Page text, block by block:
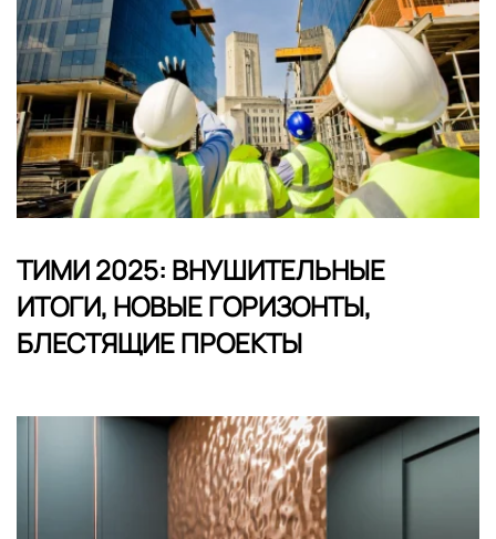
ТИМИ 2025: ВНУШИТЕЛЬНЫЕ
ИТОГИ, НОВЫЕ ГОРИЗОНТЫ,
БЛЕСТЯЩИЕ ПРОЕКТЫ